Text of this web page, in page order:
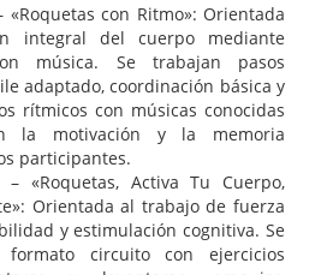
«Roquetas con Ritmo»: Orientada
integral del cuerpo mediante
música. Se trabajan pasos
adaptado, coordinación básica y
rítmicos con músicas conocidas
la motivación y la memoria
participantes.
– «Roquetas, Activa Tu Cuerpo,
Orientada al trabajo de fuerza
y estimulación cognitiva. Se
circuito con ejercicios